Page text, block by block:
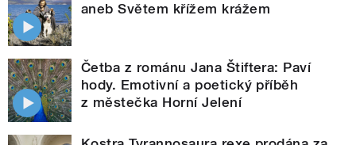
aneb Světem křížem krážem
Četba z románu Jana Štiftera: Paví
hody. Emotivní a poetický příběh
z městečka Horní Jelení